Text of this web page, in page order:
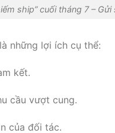
ship” cuối tháng 7 –
những lợi ích cụ thể:
kết.
cầu vượt cung.
của đối tác.